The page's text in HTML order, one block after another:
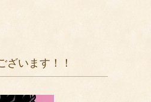
ざいます！！